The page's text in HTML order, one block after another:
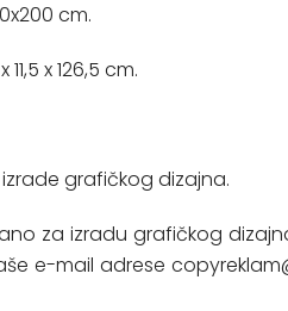
cm.
x 126,5 cm.
grafičkog dizajna.
za izradu grafičkog
e-mail adrese